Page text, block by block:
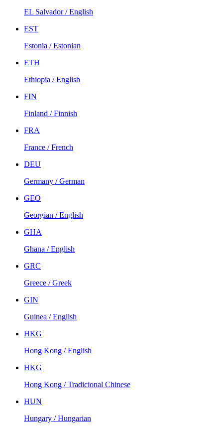
EL Salvador / English
EST
Estonia / Estonian
ETH
Ethiopia / English
FIN
Finland / Finnish
FRA
France / French
DEU
Germany / German
GEO
Georgian / English
GHA
Ghana / English
GRC
Greece / Greek
GIN
Guinea / English
HKG
Hong Kong / English
HKG
Hong Kong / Tradicional Chinese
HUN
Hungary / Hungarian